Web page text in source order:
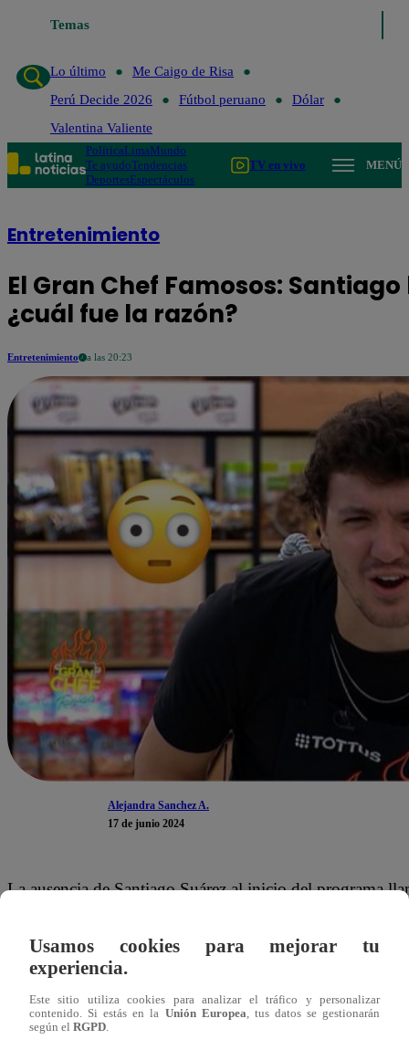
Temas
Lo último
Me Caigo de Risa
Perú Decide 2026
Fútbol peruano
Dólar
Valentina Valiente
PolíticaLimaMundo
Te ayudoTendencias
DeportesEspectáculos
TV en vivo MENÚ
Entretenimiento
El Gran Chef Famosos:
¿cuál fue la razón?
Entretenimiento a las 20:23
Alejandra Sanchez A.
17 de junio 2024
La ausencia de Santiago Suárez al inicio del programa
noche y, mientras el tiempo corría, los presentes en el
cantado si no hubiera ganado la Olla de Oro
Usamos cookies para mejorar tu
experiencia.
Este sitio utiliza cookies para analizar el tráfico y personalizar
contenido. Si estás en la Unión Europea, tus datos se gestionarán
según el RGPD.